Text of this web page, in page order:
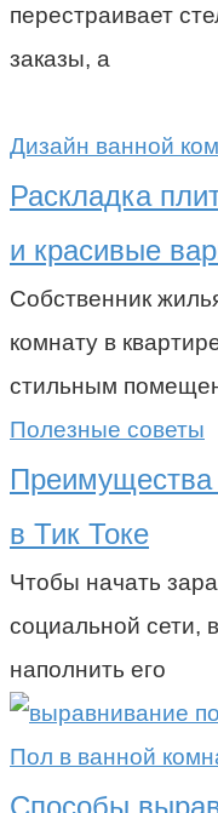
перестраивает
заказы, а
Дизайн ванной
Раскладка
и красивые
Собственник
комнату в
стильным
Полезные советы
Преимущества
в Тик Токе
Чтобы начать
социальной сети,
наполнить его
Пол в ванной
Способы